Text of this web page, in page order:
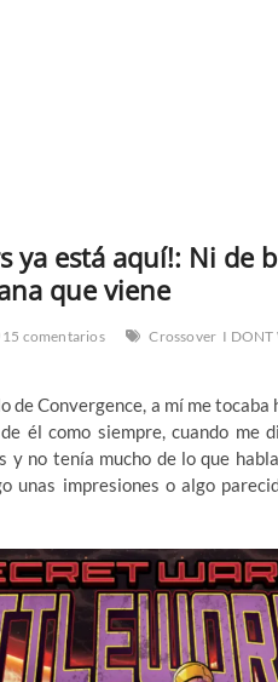
ya está aquí!: Ni de
que viene
15 comentarios Crossover I DONT
de Convergence, a mí me tocaba
él como siempre, cuando me
no tenía mucho de lo que
unas impresiones o algo